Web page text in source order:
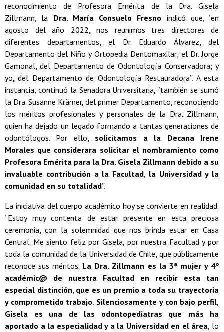
reconocimiento de Profesora Emérita de la Dra. Gisela
Zillmann, la Dra. María Consuelo Fresno indicó que, “en
agosto del año 2022, nos reunimos tres directores de
diferentes departamentos, el Dr. Eduardo Álvarez, del
Departamento del Niño y Ortopedia Dentomaxilar; el Dr. Jorge
Gamonal, del Departamento de Odontología Conservadora; y
yo, del Departamento de Odontología Restauradora”. A esta
instancia, continuó la Senadora Universitaria, “también se sumó
la Dra. Susanne Krämer, del primer Departamento, reconociendo
los méritos profesionales y personales de la Dra. Zillmann,
quien ha dejado un legado formando a tantas generaciones de
odontólogos. Por ello, solicitamos a la Decana Irene
Morales que considerara solicitar el nombramiento como
Profesora Emérita para la Dra. Gisela Zillmann debido a su
invaluable contribución a la Facultad, la Universidad y la
comunidad en su totalidad”.
La iniciativa del cuerpo académico hoy se convierte en realidad.
“Estoy muy contenta de estar presente en esta preciosa
ceremonia, con la solemnidad que nos brinda estar en Casa
Central. Me siento feliz por Gisela, por nuestra Facultad y por
toda la comunidad de la Universidad de Chile, que públicamente
reconoce sus méritos. La Dra. Zillmann es la 3ª mujer y 4º
académic@ de nuestra Facultad en recibir esta tan
especial distinción, que es un premio a toda su trayectoria
y comprometido trabajo. Silenciosamente y con bajo perfil,
Gisela es una de las odontopediatras que más ha
aportado a la especialidad y a la Universidad en el área, lo